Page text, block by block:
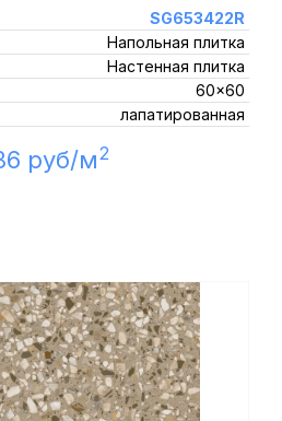
SG653422R
Напольная плитка
Настенная плитка
60x60
лапатированная
руб/м2